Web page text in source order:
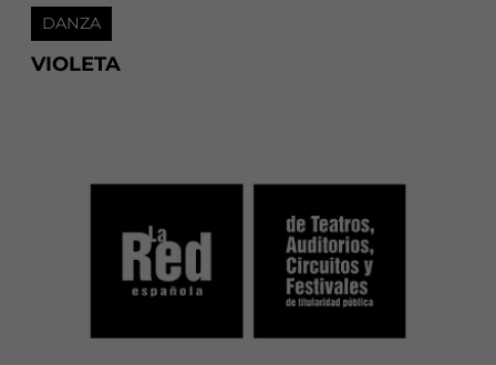
DANZA
VIOLETA